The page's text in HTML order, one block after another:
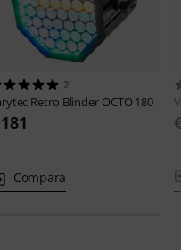
2
Retro Blinder OCTO 180
Compara